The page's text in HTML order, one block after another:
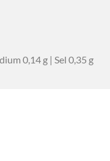
0,14 g | Sel 0,35 g